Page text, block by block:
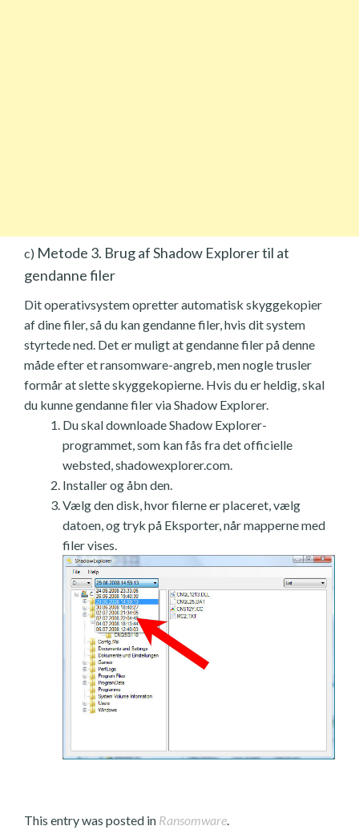
c) Metode 3. Brug af Shadow Explorer til at
gendanne filer
Dit operativsystem opretter automatisk skyggekopier
af dine filer, så du kan gendanne filer, hvis dit system
styrtede ned. Det er muligt at gendanne filer på denne
måde efter et ransomware-angreb, men nogle trusler
formår at slette skyggekopierne. Hvis du er heldig, skal
du kunne gendanne filer via Shadow Explorer.
Du skal downloade Shadow Explorer-
programmet, som kan fås fra det officielle
websted, shadowexplorer.com.
Installer og åbn den.
Vælg den disk, hvor filerne er placeret, vælg
datoen, og tryk på Eksporter, når mapperne med
filer vises.
This entry was posted in Ransomware.